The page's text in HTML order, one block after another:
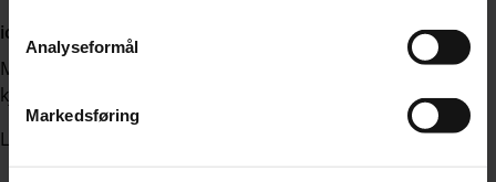
Analyseformål
Markedsføring
ice-appen
Med ice-appen kan du følge med på forbruk og kostnader,
kjøpe ekstra datapakker, samt aktivere diverse sperrer.
Les mer om ice-appen